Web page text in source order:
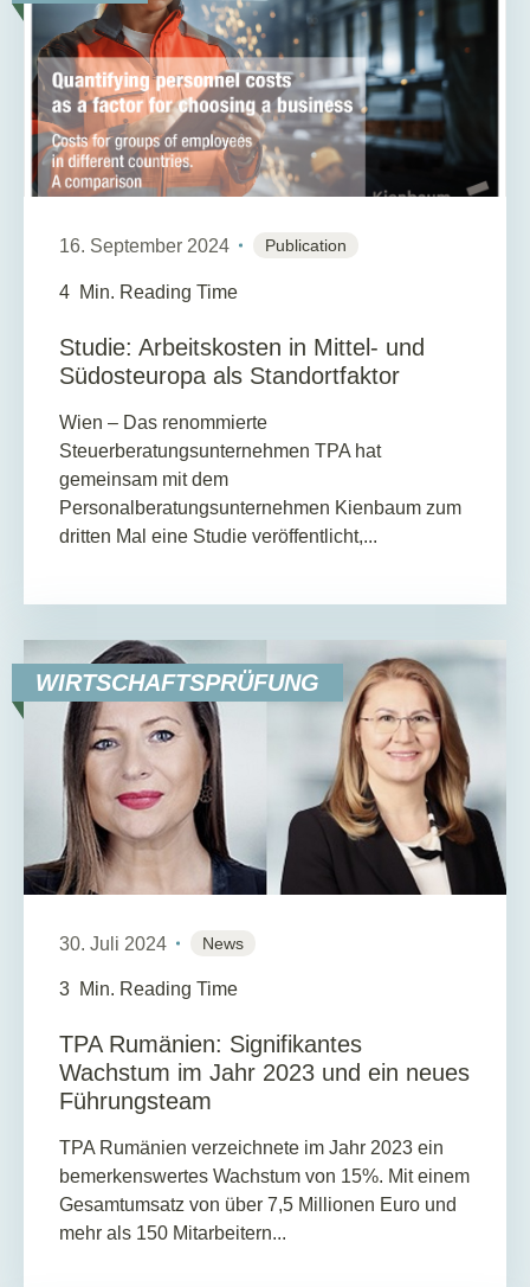
16. September 2024 Publication
4 Min. Reading Time
Studie: Arbeitskosten in Mittel- und
Südosteuropa als Standortfaktor
Wien – Das renommierte
Steuerberatungsunternehmen TPA hat
gemeinsam mit dem
Personalberatungsunternehmen Kienbaum zum
dritten Mal eine Studie veröffentlicht,...
WIRTSCHAFTSPRÜFUNG
30. Juli 2024 News
3 Min. Reading Time
TPA Rumänien: Signifikantes
Wachstum im Jahr 2023 und ein neues
Führungsteam
TPA Rumänien verzeichnete im Jahr 2023 ein
bemerkenswertes Wachstum von 15%. Mit einem
Gesamtumsatz von über 7,5 Millionen Euro und
mehr als 150 Mitarbeitern...